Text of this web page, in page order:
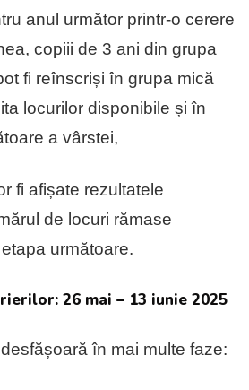
anul următor printr-o cerere
copiii de 3 ani din grupa
fi reînscriși în grupa mică
locurilor disponibile și în
a vârstei,
fi afișate rezultatele
de locuri rămase
următoare.
26 mai – 13 iunie 2025
în mai multe faze: